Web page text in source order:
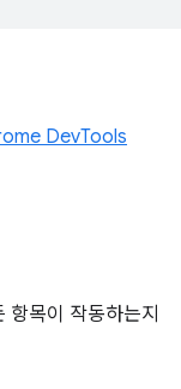
DevTools
목이 작동하는지